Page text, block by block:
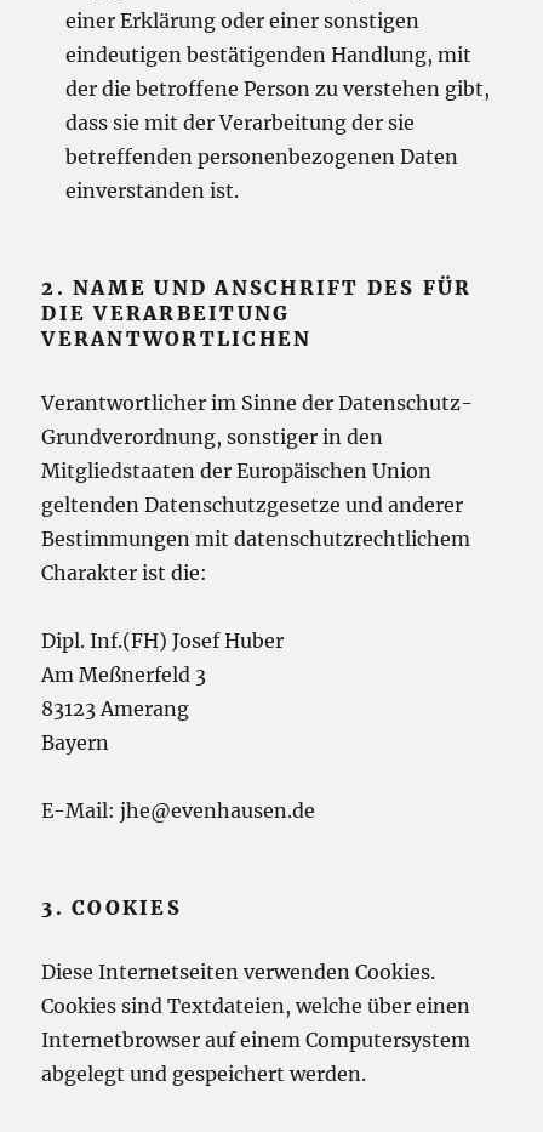
einer Erklärung oder einer sonstigen
eindeutigen bestätigenden Handlung, mit
der die betroffene Person zu verstehen gibt,
dass sie mit der Verarbeitung der sie
betreffenden personenbezogenen Daten
einverstanden ist.
2. NAME UND ANSCHRIFT DES FÜR
DIE VERARBEITUNG
VERANTWORTLICHEN
Verantwortlicher im Sinne der Datenschutz-
Grundverordnung, sonstiger in den
Mitgliedstaaten der Europäischen Union
geltenden Datenschutzgesetze und anderer
Bestimmungen mit datenschutzrechtlichem
Charakter ist die:
Dipl. Inf.(FH) Josef Huber
Am Meßnerfeld 3
83123 Amerang
Bayern
E-Mail: jhe@evenhausen.de
3. COOKIES
Diese Internetseiten verwenden Cookies.
Cookies sind Textdateien, welche über einen
Internetbrowser auf einem Computersystem
abgelegt und gespeichert werden.